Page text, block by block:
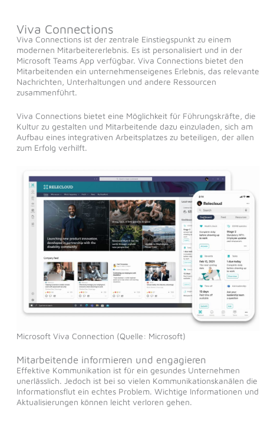
Viva Connections
Viva Connections ist der zentrale Einstiegspunkt zu einem
modernen Mitarbeitererlebnis. Es ist personalisiert und in der
Microsoft Teams App verfügbar. Viva Connections bietet den
Mitarbeitenden ein unternehmenseigenes Erlebnis, das relevante
Nachrichten, Unterhaltungen und andere Ressourcen
zusammenführt.
Viva Connections bietet eine Möglichkeit für Führungskräfte, die
Kultur zu gestalten und Mitarbeitende dazu einzuladen, sich am
Aufbau eines integrativen Arbeitsplatzes zu beteiligen, der allen
zum Erfolg verhilft.
Microsoft Viva Connection (Quelle: Microsoft)
Mitarbeitende informieren und engagieren
Effektive Kommunikation ist für ein gesundes Unternehmen
unerlässlich. Jedoch ist bei so vielen Kommunikationskanälen die
Informationsflut ein echtes Problem. Wichtige Informationen und
Aktualisierungen können leicht verloren gehen.